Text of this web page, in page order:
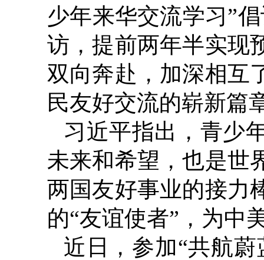
少年来华交流学习”
访，提前两年半实现
双向奔赴，加深相互
民友好交流的崭新篇
习近平指出，青少
未来和希望，也是世
两国友好事业的接力
的“友谊使者”，为中
近日，参加“共航